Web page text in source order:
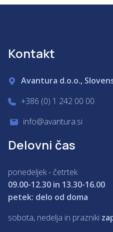
Kontakt
Avantura d.o.o.,
+386 (0) 1 242 00 00
info@avantura.si
Delovni čas
ponedeljek - četrtek
09.00-12.30 in 13.30-16.00
petek: delo od doma
sobota, nedelja in prazniki